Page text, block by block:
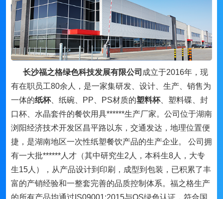
长沙福之格绿色科技发展有限公司 成立于2016年，现
有在职员工80余人，是一家集研发、设计、生产、销售为
一体的纸杯、纸碗、PP、PS材质的塑料杯、塑料碟、封
口杯、水晶套件的餐饮用具******生产厂家。公司位于湖南
浏阳经济技术开发区昌平路以东，交通发达，地理位置便
捷，是湖南地区一次性纸塑餐饮产品的生产企业。 公司拥
有一大批******人才（其中研究生2人，本科生8人，大专
生15人），从产品设计到印刷，成型到包装，已积累了丰
富的产销经验和一整套完善的品质控制体系。福之格生产